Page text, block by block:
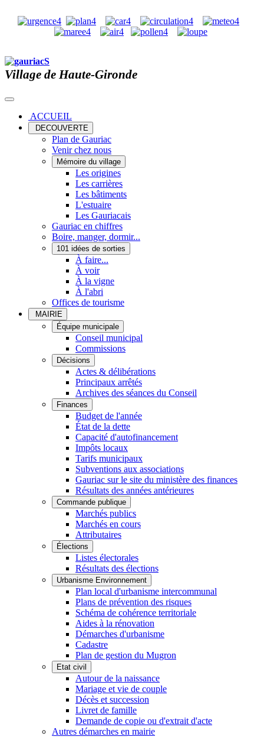
Village de Haute-Gironde
ACCUEIL
DECOUVERTE
Plan de Gauriac
Venir chez nous
Mémoire du village
Les origines
Les carrières
Les bâtiments
L'estuaire
Les Gauriacais
Gauriac en chiffres
Boire, manger, dormir...
101 idées de sorties
À faire...
À voir
À la vigne
À l'abri
Offices de tourisme
MAIRIE
Équipe municipale
Conseil municipal
Commissions
Décisions
Actes & délibérations
Principaux arrêtés
Archives des séances du Conseil
Finances
Budget de l'année
État de la dette
Capacité d'autofinancement
Impôts locaux
Tarifs municipaux
Subventions aux associations
Gauriac sur le site du ministère des finances
Résultats des années antérieures
Commande publique
Marchés publics
Marchés en cours
Attributaires
Élections
Listes électorales
Résultats des élections
Urbanisme Environnement
Plan local d'urbanisme intercommunal
Plans de prévention des risques
Schéma de cohérence territoriale
Aides à la rénovation
Démarches d'urbanisme
Cadastre
Plan de gestion du Mugron
Etat civil
Autour de la naissance
Mariage et vie de couple
Décès et succession
Livret de famille
Demande de copie ou d'extrait d'acte
Autres démarches en mairie